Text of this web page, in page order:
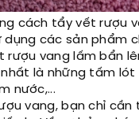
cách tẩy vết rượu
dụng các sản phẩm
rượu vang lấm bẩn
nhất là những tấm
nước,...
vang, bạn chỉ